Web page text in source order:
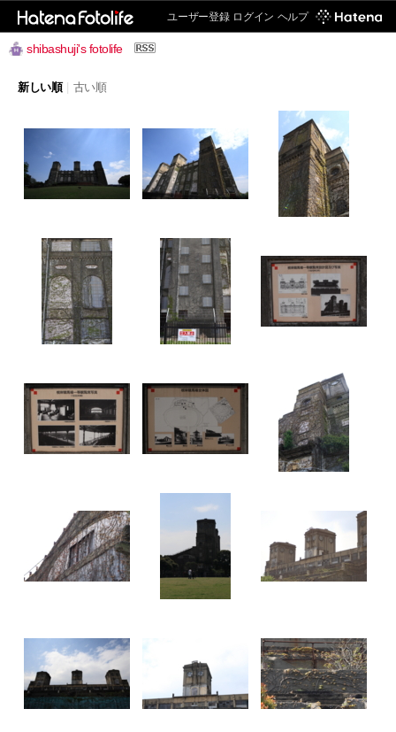
ユーザー登録 ログイン ヘルプ
shibashuji's fotolife
新しい順 古い順